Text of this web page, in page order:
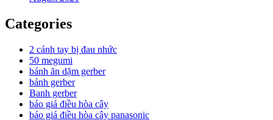
Categories
2 cánh tay bị đau nhức
50 megumi
bánh ăn dặm gerber
bánh gerber
Banh gerber
báo giá điều hòa cây
báo giá điều hòa cây panasonic